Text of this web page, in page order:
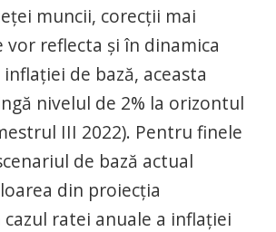
muncii, corecţii mai
reflecta şi în dinamica
de bază, aceasta
nivelul de 2% la orizontul
III 2022). Pentru finele
de bază actual
din proiecţia
ratei anuale a inflaţiei